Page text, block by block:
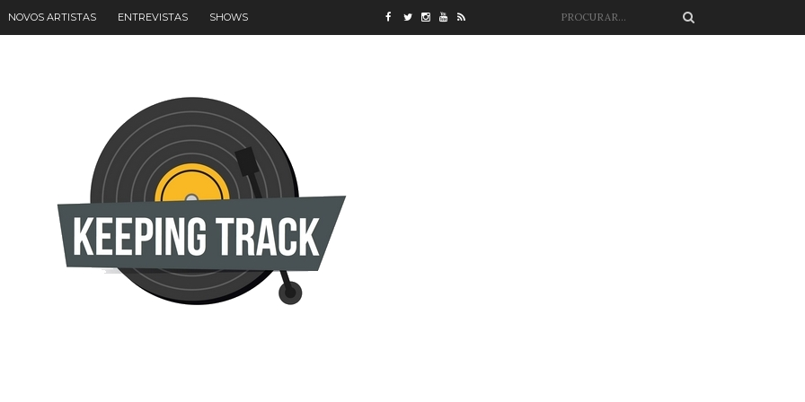
NOVOS ARTISTAS ENTREVISTAS SHOWS